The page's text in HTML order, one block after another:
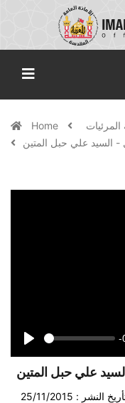
Home المرئيات
- السيد علي حبل المتين
Seek
-
علي حبل المتين
النشر : 25/11/2015